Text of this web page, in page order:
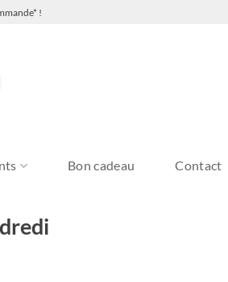
!
Bon cadeau Contact